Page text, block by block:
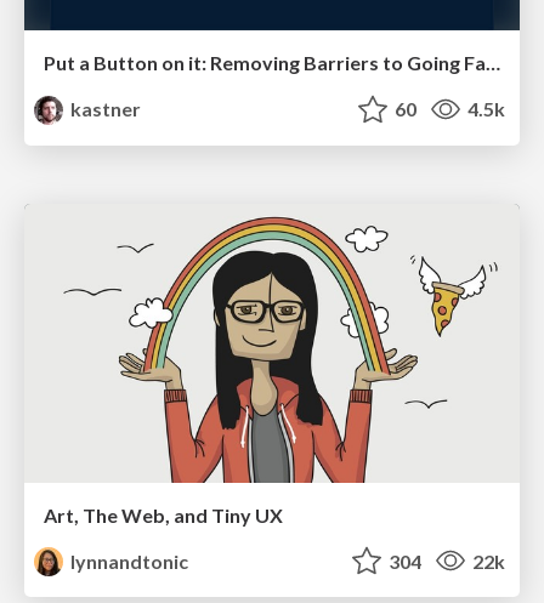
Put a Button on it: Removing Barriers to Going Fast.
kastner
60 4.5k
Art, The Web, and Tiny UX
lynnandtonic
304 22k